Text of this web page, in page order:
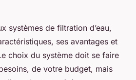
systèmes de filtration d’eau,
ses avantages et
choix du système doit se faire
de votre budget, mais